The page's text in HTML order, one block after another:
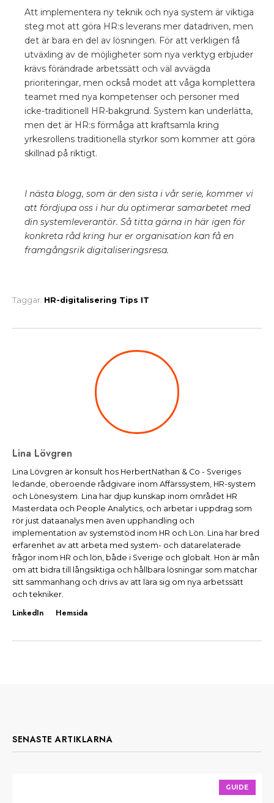
Att implementera ny teknik och nya system är viktiga
steg mot att göra HR:s leverans mer datadriven, men
det är bara en del av lösningen. För att verkligen få
utväxling av de möjligheter som nya verktyg erbjuder
krävs förändrade arbetssätt och väl avvägda
prioriteringar, men också modet att våga komplettera
teamet med nya kompetenser och personer med
icke-traditionell HR-bakgrund. System kan underlätta,
men det är HR:s förmåga att kraftsamla kring
yrkesrollens traditionella styrkor som kommer att göra
skillnad på riktigt.
I nästa blogg, som är den sista i vår serie, kommer vi
att fördjupa oss i hur du optimerar samarbetet med
din systemleverantör. Så titta gärna in här igen för
konkreta råd kring hur er organisation kan få en
framgångsrik digitaliseringsresa.
Taggar: HR-digitalisering Tips IT
Lina Lövgren
Lina Lövgren är konsult hos HerbertNathan & Co - Sveriges
ledande, oberoende rådgivare inom Affärssystem, HR-system
och Lönesystem. Lina har djup kunskap inom området HR
Masterdata och People Analytics, och arbetar i uppdrag som
rör just dataanalys men även upphandling och
implementation av systemstöd inom HR och Lön. Lina har bred
erfarenhet av att arbeta med system- och datarelaterade
frågor inom HR och lön, både i Sverige och globalt. Hon är mån
om att bidra till långsiktiga och hållbara lösningar som matchar
sitt sammanhang och drivs av att lära sig om nya arbetssätt
och tekniker.
LinkedIn Hemsida
SENASTE ARTIKLARNA
GUIDE